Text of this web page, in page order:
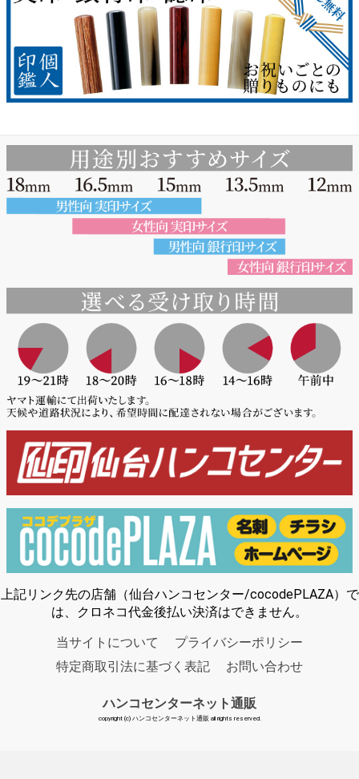
上記リンク先の店舗（仙台ハンコセンター/cocodePLAZA）で
は、クロネコ代金後払い決済はできません。
当サイトについて
プライバシーポリシー
特定商取引法に基づく表記
お問い合わせ
ハンコセンターネット通販
copyright (c) ハンコセンターネット通販 all rights reserved.